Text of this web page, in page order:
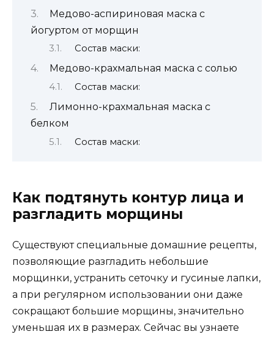
Медово-аспириновая маска с
йогуртом от морщин
Состав маски:
Медово-крахмальная маска с солью
Состав маски:
Лимонно-крахмальная маска с
белком
Состав маски:
Как подтянуть контур лица и
разгладить морщины
Существуют специальные домашние рецепты,
позволяющие разгладить небольшие
морщинки, устранить сеточку и гусиные лапки,
а при регулярном использовании они даже
сокращают большие морщины, значительно
уменьшая их в размерах. Сейчас вы узнаете